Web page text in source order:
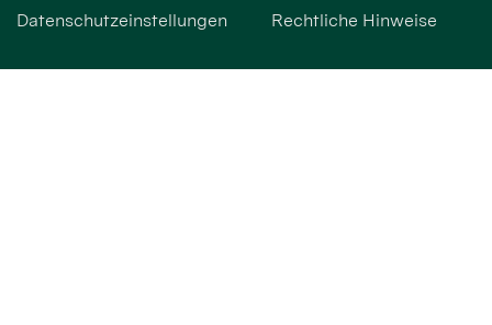
Datenschutzeinstellungen Rechtliche Hinweise